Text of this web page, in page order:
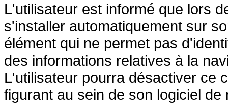
L'utilisateur est informé que lors
s'installer automatiquement sur
élément qui ne permet pas
des informations relatives à la
L'utilisateur pourra désactiver ce
figurant au sein de son logiciel de